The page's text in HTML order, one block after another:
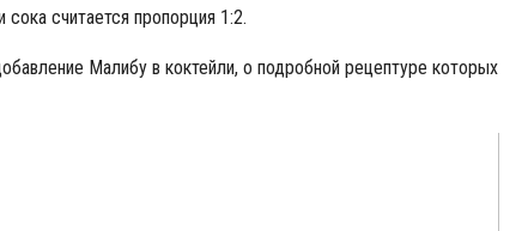
считается пропорция 1:2.
Малибу в коктейли, о подробной рецептуре которых